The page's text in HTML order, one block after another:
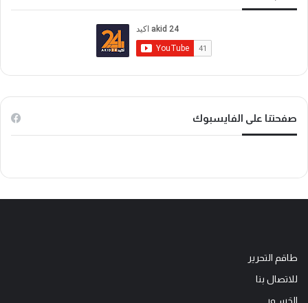
ك
ب
T
o
k
صفحتنا على الفايسبوك
طاقم التحرير
للاتصال بنا
الجَســور